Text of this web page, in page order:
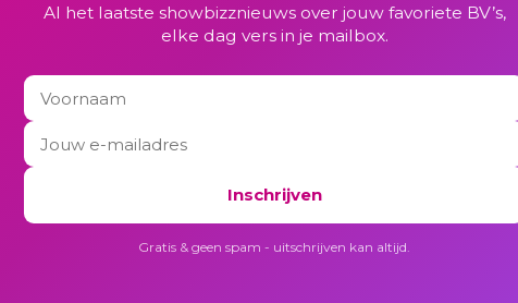
Al het laatste showbizznieuws over jouw favoriete BV’s,
elke dag vers in je mailbox.
Inschrijven
Gratis & geen spam - uitschrijven kan altijd.